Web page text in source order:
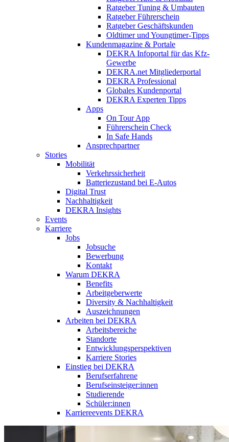
Ratgeber Tuning & Umbauten
Ratgeber Führerschein
Ratgeber Geschäftskunden
Oldtimer und Youngtimer-Tipps
Kundenmagazine & Portale
DEKRA Infoportal für das Kfz-
Gewerbe
DEKRA.net Mitgliederportal
DEKRA Professional
Globales Kundenportal
DEKRA Experten Tipps
Apps
On Tour App
Führerschein Check
In Safe Hands
Ansprechpartner
Stories
Mobilität
Verkehrssicherheit
Batteriezustand bei E-Autos
Digital Trust
Nachhaltigkeit
DEKRA Insights
Events
Karriere
Jobs
Jobsuche
Bewerbung
Kontakt
Warum DEKRA
Benefits
Arbeitgeberwerte
Diversity & Nachhaltigkeit
Auszeichnungen
Arbeiten bei DEKRA
Arbeitsbereiche
Standorte
Entwicklungsperspektiven
Karriere Stories
Einstieg bei DEKRA
Berufserfahrene
Berufseinsteiger:innen
Studierende
Schüler:innen
Karriereevents DEKRA